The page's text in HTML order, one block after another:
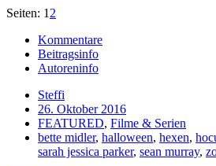
Seiten: 1 2
Kommentare
Beitragsinfo
Autoreninfo
Steffi
26. Oktober 2016
FEATURED, Filme & Serien
bette midler, halloween, hexen,
sarah jessica parker, sean murray,